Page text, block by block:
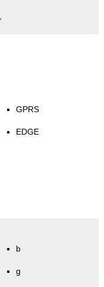
GPRS
EDGE
b
g